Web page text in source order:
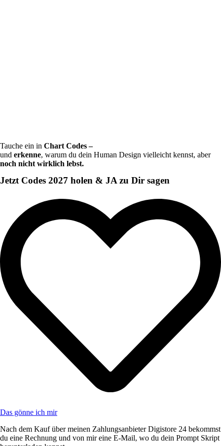
Tauche ein in Chart Codes –
und erkenne, warum du dein Human Design vielleicht kennst, aber
noch nicht wirklich lebst.
Jetzt Codes 2027 holen & JA zu Dir sagen
Das gönne ich mir
Nach dem Kauf über meinen Zahlungsanbieter Digistore 24 bekommst
du eine Rechnung und von mir eine E-Mail, wo du dein Prompt Skript